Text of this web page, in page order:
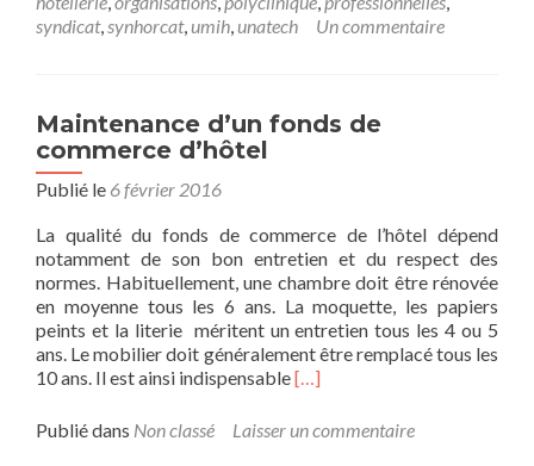
professionnelles
syndicat,synhorcat,umih,unatech Un commentaire
Maintenance d’un fonds de
commerce d’hôtel
Publié le 6 février 2016
La qualité du fonds de commerce de l’hôtel dépend
notamment de son bon entretien et du respect des
normes. Habituellement, une chambre doit être rénovée
en moyenne tous les 6 ans. La moquette, les papiers
peints et la literie méritent un entretien tous les 4 ou 5
ans. Le mobilier doit généralement être remplacé tous les
10 ans. Il est ainsi indispensableEn
plus
[…]
Publié dans Non classé Laisser un commentaire